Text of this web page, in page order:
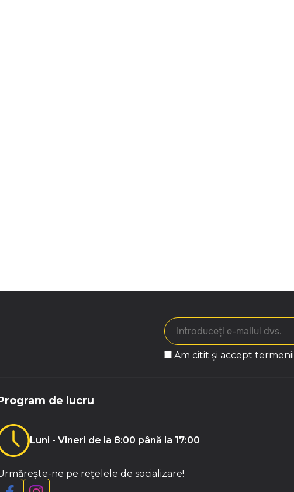
Am citit și accept termenii
de lucru
Luni - Vineri de la 8:00 până la 17:00
ne pe rețelele de socializare!